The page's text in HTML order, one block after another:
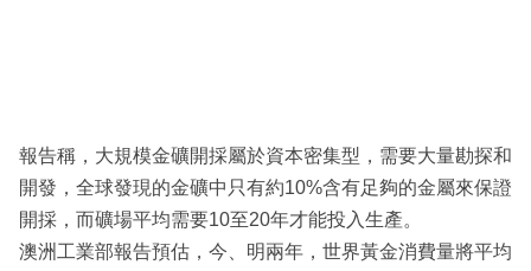
報告稱，大規模金礦開採屬於資本密集型，需要大量勘探和
開發，全球發現的金礦中只有約10%含有足夠的金屬來保證
開採，而礦場平均需要10至20年才能投入生產。
澳洲工業部報告預估，今、明兩年，世界黃金消費量將平均